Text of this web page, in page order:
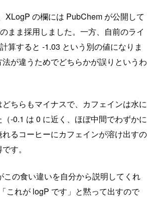
XLogP の欄には PubChem が公開して
まま採用しました。一方、自前のライ
算すると -1.03 という別の値になりま
が違うためでどちらかが誤りというわ
ちらもマイナスで、カフェインは水に
-0.1 は 0 に近く、ほぼ中間でわずかに
るコーヒーにカフェインが溶け出すの
す。
この食い違いを自分から説明してくれ
これが logP です」と黙って出すので